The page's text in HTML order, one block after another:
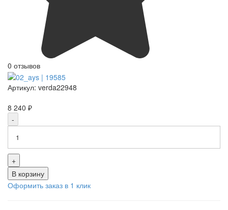
0 отзывов
Артикул: verda22948
8 240 ₽
-
+
В корзину
Оформить заказ в 1 клик